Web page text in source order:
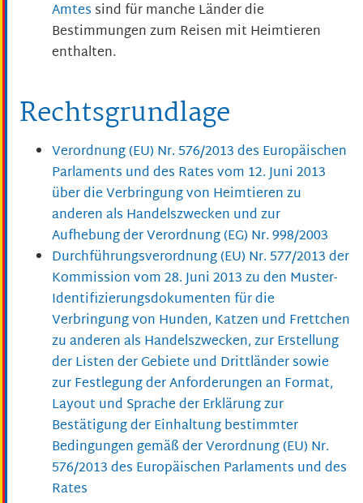
Amtes sind für manche Länder die
Bestimmungen zum Reisen mit Heimtieren
enthalten.
Rechtsgrundlage
Verordnung (EU) Nr. 576/2013 des Europäischen
Parlaments und des Rates vom 12. Juni 2013
über die Verbringung von Heimtieren zu
anderen als Handelszwecken und zur
Aufhebung der Verordnung (EG) Nr. 998/2003
Durchführungsverordnung (EU) Nr. 577/2013 der
Kommission vom 28. Juni 2013 zu den Muster-
Identifizierungsdokumenten für die
Verbringung von Hunden, Katzen und Frettchen
zu anderen als Handelszwecken, zur Erstellung
der Listen der Gebiete und Drittländer sowie
zur Festlegung der Anforderungen an Format,
Layout und Sprache der Erklärung zur
Bestätigung der Einhaltung bestimmter
Bedingungen gemäß der Verordnung (EU) Nr.
576/2013 des Europäischen Parlaments und des
Rates